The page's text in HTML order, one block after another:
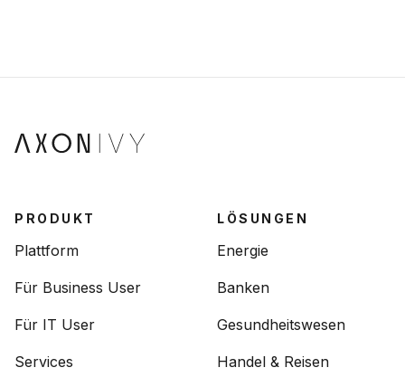
PRODUKT
Plattform
Für Business User
Für IT User
Services
LÖSUNGEN
Energie
Banken
Gesundheitswesen
Handel & Reisen